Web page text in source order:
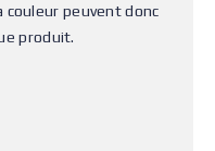
couleur peuvent donc
produit.